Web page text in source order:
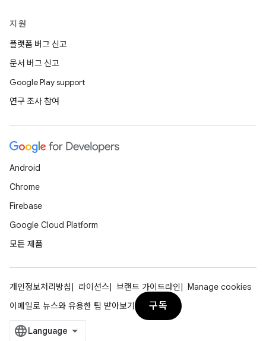
지원
플랫폼 버그 신고
문서 버그 신고
Google Play support
연구 조사 참여
Android
Chrome
Firebase
Google Cloud Platform
모든 제품
개인정보처리방침 라이선스 브랜드 가이드라인
Manage cookies
이메일로 뉴스와 유용한 팁 받아보기
구독